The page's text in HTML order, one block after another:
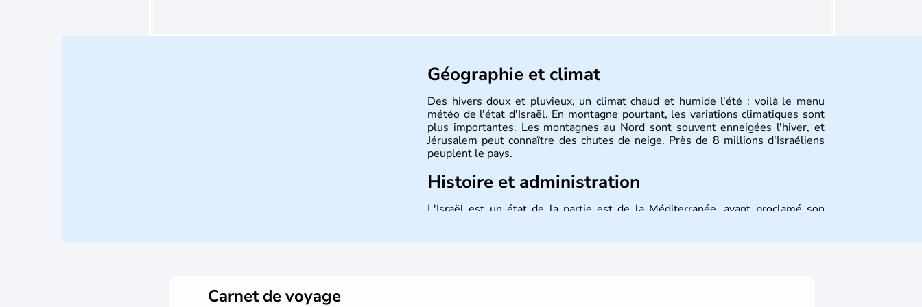
Géographie et climat
Des hivers doux et pluvieux, un climat chaud et humide l'été : voilà le menu
météo de l'état d'Israël. En montagne pourtant, les variations climatiques sont
plus importantes. Les montagnes au Nord sont souvent enneigées l'hiver, et
Jérusalem peut connaître des chutes de neige. Près de 8 millions d'Israéliens
peuplent le pays.
Histoire et administration
L'Israël est un état de la partie est de la Méditerranée, ayant proclamé son
Carnet de voyage